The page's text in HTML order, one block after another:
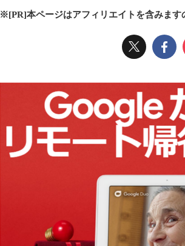
※[PR]本ページはアフィリエイトを含みます